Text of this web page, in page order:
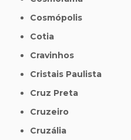
Cosmópolis
Cotia
Cravinhos
Cristais Paulista
Cruz Preta
Cruzeiro
Cruzália